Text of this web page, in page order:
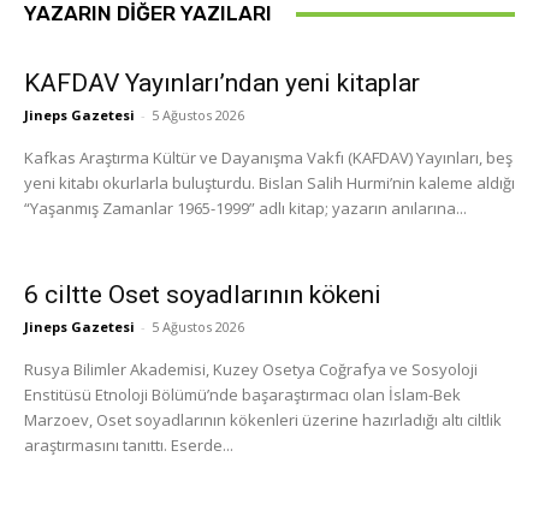
YAZARIN DIĞER YAZILARI
KAFDAV Yayınları’ndan yeni kitaplar
Jineps Gazetesi - 5 Ağustos 2026
Kafkas Araştırma Kültür ve Dayanışma Vakfı (KAFDAV) Yayınları, beş
yeni kitabı okurlarla buluşturdu. Bislan Salih Hurmi’nin kaleme aldığı
“Yaşanmış Zamanlar 1965-1999” adlı kitap; yazarın anılarına...
6 ciltte Oset soyadlarının kökeni
Jineps Gazetesi - 5 Ağustos 2026
Rusya Bilimler Akademisi, Kuzey Osetya Coğrafya ve Sosyoloji
Enstitüsü Etnoloji Bölümü’nde başaraştırmacı olan İslam-Bek
Marzoev, Oset soyadlarının kökenleri üzerine hazırladığı altı ciltlik
araştırmasını tanıttı. Eserde...